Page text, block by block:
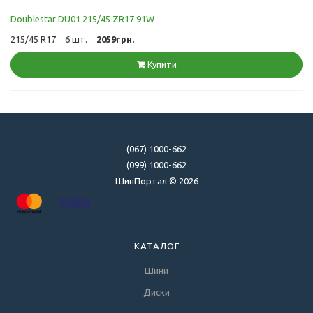
Doublestar DU01 215/45 ZR17 91W
215/45 R17 6 шт. 2059грн.
Купити
(067) 1000-662
(099) 1000-662
ШинПортал © 2026
КАТАЛОГ
Шини
Диски